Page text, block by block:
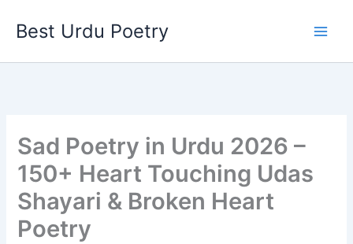
Best Urdu Poetry
Sad Poetry in Urdu 2026 –
150+ Heart Touching Udas
Shayari & Broken Heart
Poetry